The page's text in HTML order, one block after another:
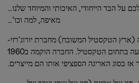
על הבד הייחודי, האיכותי והמיוחד שלנו…
מאיפה, למה וכו’…
(ארץ הטקסטיל המשובח) מחברת יורוג’רזי-
חברה מאוד ידועה בתחום הטקסטיל. החברה הוקמה ב1960
בסוג האריגה הספציפי אותו הם מייצרים.